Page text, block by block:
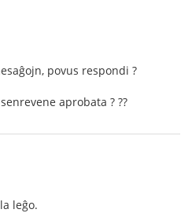
povus respondi ?
aprobata ? ??
leĝo.